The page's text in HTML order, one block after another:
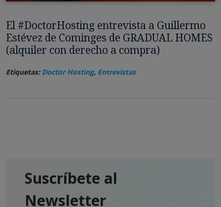
El #DoctorHosting entrevista a Guillermo
Estévez de Cominges de GRADUAL HOMES
(alquiler con derecho a compra)
Etiquetas: Doctor Hosting, Entrevistas
Suscríbete al
Newsletter